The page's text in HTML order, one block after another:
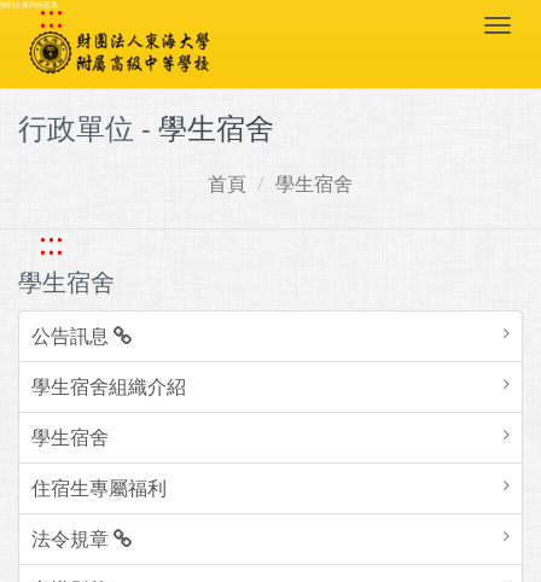
跳到主要內容區塊
:::
行政單位 - 學生宿舍
首頁 學生宿舍
:::
學生宿舍
公告訊息
學生宿舍組織介紹
學生宿舍
住宿生專屬福利
法令規章